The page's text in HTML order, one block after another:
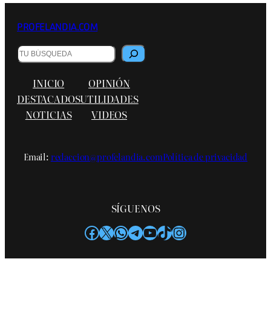
PROFELANDIA.COM
Buscar
INICIO
DESTACADOS
NOTICIAS
OPINIÓN
UTILIDADES
VIDEOS
Email:redaccion@profelandia.comPolítica de privacidad
SÍGUENOS
Facebook
X WhatsApp
Telegram
YouTube
TikTok
Instagram